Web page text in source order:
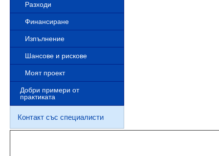
Разходи
Финансиране
Изпълнение
Шансове и рискове
Моят проект
Добри примери от
практиката
Контакт със специалисти